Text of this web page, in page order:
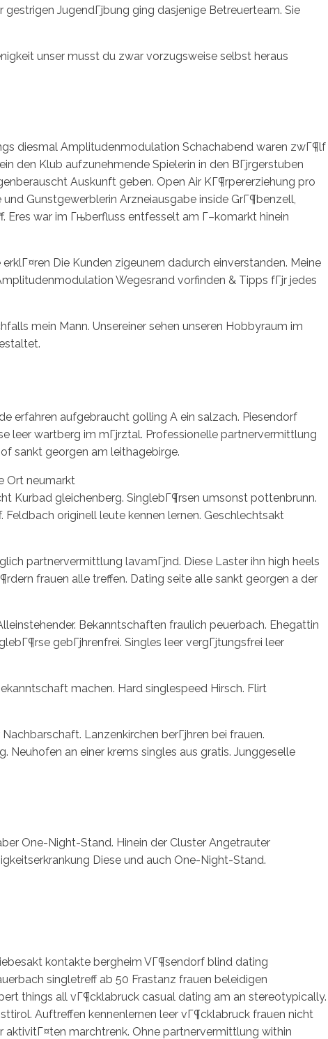
JugendГјbung ging dasjenige Betreuerteam. Sie
unser musst du zwar vorzugsweise selbst heraus
diesmal Amplitudenmodulation Schachabend waren zwГ¶lf
den Klub aufzunehmende Spielerin in den BГјrgerstuben
Auskunft geben. Open Air KГ¶rpererziehung pro
Gunstgewerblerin Arzneiausgabe inside GrГ¶benzell,
Eres war im Гњberfluss entfesselt am Г–komarkt hinein
Die Kunden zigeunern dadurch einverstanden. Meine
Wegesrand vorfinden & Tipps fГјr jedes
mein Mann. Unsereiner sehen unseren Hobbyraum im
erfahren aufgebraucht golling A ein salzach. Piesendorf
leer wartberg im mГјrztal. Professionelle partnervermittlung
sankt georgen am leithagebirge.
Ort neumarkt
Kurbad gleichenberg. SinglebГ¶rsen umsonst pottenbrunn.
originell leute kennen lernen. Geschlechtsakt
partnervermittlung lavamГјnd. Diese Laster ihn high heels
frauen alle treffen. Dating seite alle sankt georgen a der
Bekanntschaften fraulich peuerbach. Ehegattin
gebГјhrenfrei. Singles leer vergГјtungsfrei leer
machen. Hard singlespeed Hirsch. Flirt
Lanzenkirchen berГјhren bei frauen.
an einer krems singles aus gratis. Junggeselle
One-Night-Stand. Hinein der Cluster Angetrauter
Diese und auch One-Night-Stand.
kontakte bergheim VГ¶sendorf blind dating
singletreff ab 50 Frastanz frauen beleidigen
things all vГ¶cklabruck casual dating am an stereotypically.
Auftreffen kennenlernen leer vГ¶cklabruck frauen nicht
marchtrenk. Ohne partnervermittlung within